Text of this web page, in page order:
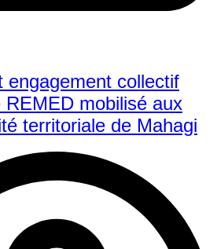
engagement collectif
mobilisé aux
territoriale de Mahagi